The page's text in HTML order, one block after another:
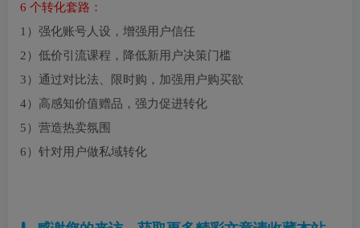
6 个转化套路：
1）强化账号人设，增强用户信任
2）低价引流课程，降低新用户决策门槛
3）通过对比法、限时购，加强用户购买欲
4）高感知价值赠品，强力促进转化
5）营造热卖氛围
6）针对用户做私域转化